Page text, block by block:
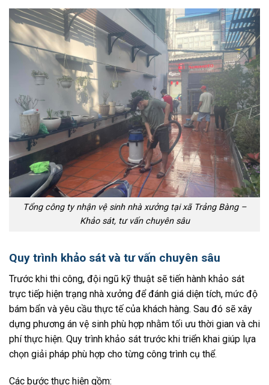
Tổng công ty nhận vệ sinh nhà xưởng tại xã Trảng Bàng –
Khảo sát, tư vấn chuyên sâu
Quy trình khảo sát và tư vấn chuyên sâu
Trước khi thi công, đội ngũ kỹ thuật sẽ tiến hành khảo sát
trực tiếp hiện trạng nhà xưởng để đánh giá diện tích, mức độ
bám bẩn và yêu cầu thực tế của khách hàng. Sau đó sẽ xây
dựng phương án vệ sinh phù hợp nhằm tối ưu thời gian và chi
phí thực hiện. Quy trình khảo sát trước khi triển khai giúp lựa
chọn giải pháp phù hợp cho từng công trình cụ thể.
Các bước thực hiện gồm: